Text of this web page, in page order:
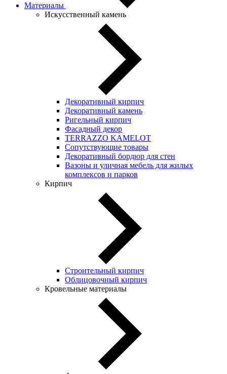
Материалы
Искусственный камень
Декоративный кирпич
Декоративный камень
Ригельный кирпич
Фасадный декор
TERRAZZO KAMELOT
Сопутствующие товары
Декоративный бордюр для стен
Вазоны и уличная мебель для жилых
комплексов и парков
Кирпич
Строительный кирпич
Облицовочный кирпич
Кровельные материалы